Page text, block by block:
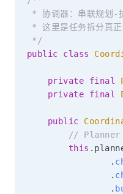
* 协调器：串联规划-
* 这里是任务拆分真正
*/
public
class
private final
private
final
public
// Planner
this .
.
.
.